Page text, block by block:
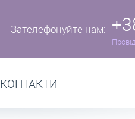
Зателефонуйте нам:
КОНТАКТИ